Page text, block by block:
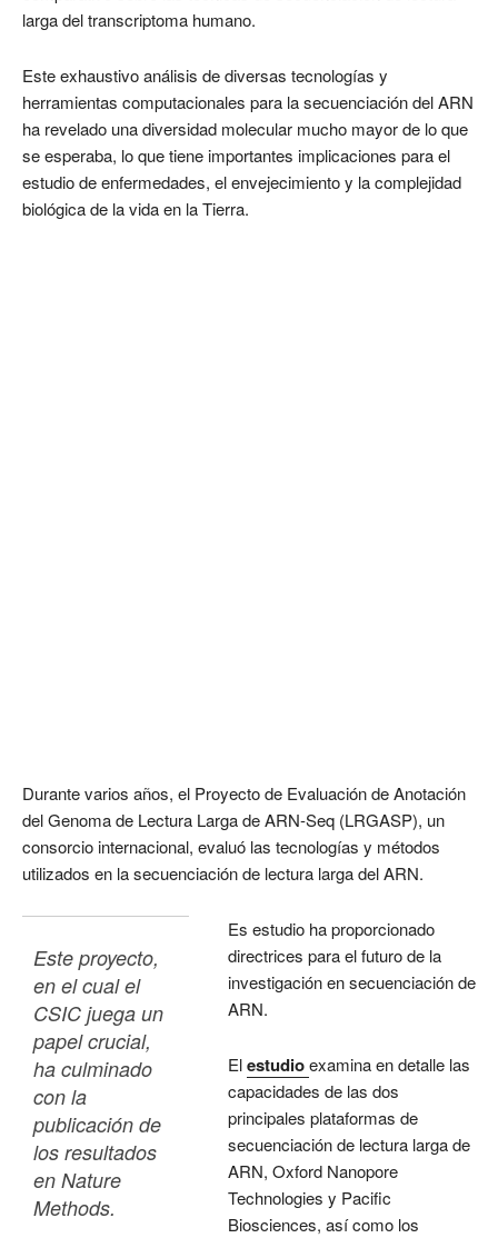
larga del transcriptoma humano.
Este exhaustivo análisis de diversas tecnologías y
herramientas computacionales para la secuenciación del ARN
ha revelado una diversidad molecular mucho mayor de lo que
se esperaba, lo que tiene importantes implicaciones para el
estudio de enfermedades, el envejecimiento y la complejidad
biológica de la vida en la Tierra.
Durante varios años, el Proyecto de Evaluación de Anotación
del Genoma de Lectura Larga de ARN-Seq (LRGASP), un
consorcio internacional, evaluó las tecnologías y métodos
utilizados en la secuenciación de lectura larga del ARN.
Este proyecto,
en el cual el
CSIC juega un
papel crucial,
ha culminado
con la
publicación de
los resultados
en Nature
Methods.
Es estudio ha proporcionado
directrices para el futuro de la
investigación en secuenciación de
ARN.
Elestudioexamina en detalle las
capacidades de las dos
principales plataformas de
secuenciación de lectura larga de
ARN, Oxford Nanopore
Technologies y Pacific
Biosciences, así como los